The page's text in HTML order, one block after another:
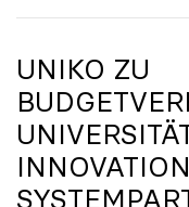
UNIKO ZU